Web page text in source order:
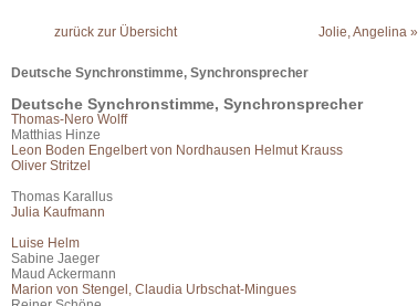
zurück zur Übersicht Jolie, Angelina »
Deutsche Synchronstimme, Synchronsprecher
Deutsche Synchronstimme, Synchronsprecher
Thomas-Nero Wolff
Matthias Hinze
Leon Boden Engelbert von Nordhausen Helmut Krauss
Oliver Stritzel
Thomas Karallus
Julia Kaufmann
Luise Helm
Sabine Jaeger
Maud Ackermann
Marion von Stengel, Claudia Urbschat-Mingues